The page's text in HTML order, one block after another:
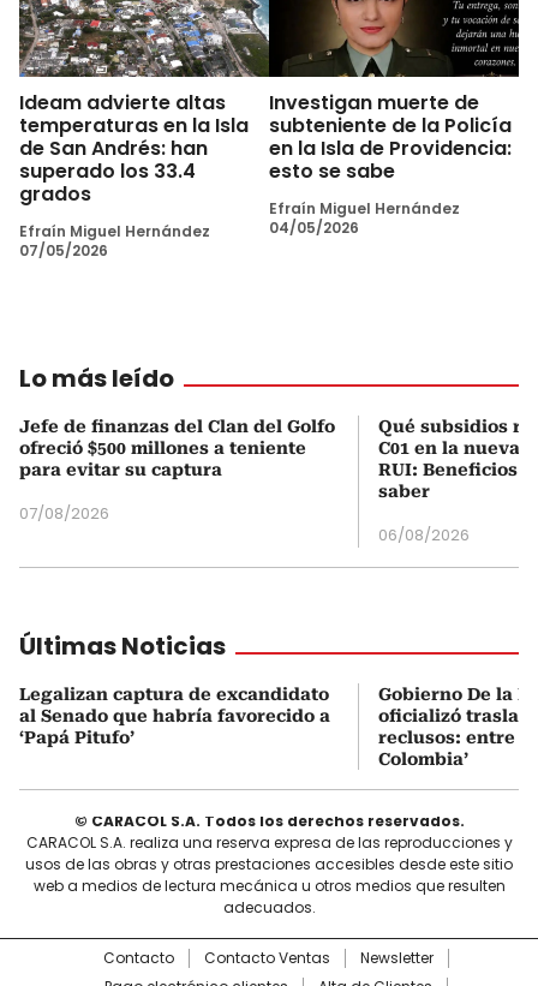
Ideam advierte altas
temperaturas en la Isla
de San Andrés: han
superado los 33.4
grados
Efraín Miguel Hernández
07/05/2026
Investigan muerte de
subteniente de la Policía
en la Isla de Providencia:
esto se sabe
Efraín Miguel Hernández
04/05/2026
Lo más leído
Jefe de finanzas del Clan del Golfo
ofreció $500 millones a teniente
para evitar su captura
07/08/2026
Qué subsidios
C01 en la nueva
RUI: Beneficios
saber
06/08/2026
Últimas Noticias
Legalizan captura de excandidato
al Senado que habría favorecido a
‘Papá Pitufo’
Gobierno De la
oficializó
reclusos: entre
Colombia’
© CARACOL S.A. Todos los derechos reservados.
CARACOL S.A. realiza una reserva expresa de las reproducciones y
usos de las obras y otras prestaciones accesibles desde este sitio
web a medios de lectura mecánica u otros medios que resulten
adecuados.
Contacto Contacto Ventas
Newsletter